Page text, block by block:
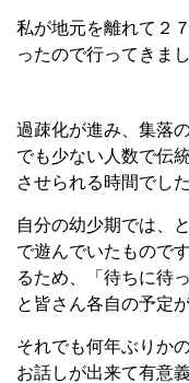
私が地元を離れて２
ったので行ってきまし
過疎化が進み、集落
でも少ない人数で伝
させられる時間でした
自分の幼少期では、
で遊んでいたもので
るため、「待ちに待
と皆さん各自の予定
それでも何年ぶりか
お話しが出来て有意